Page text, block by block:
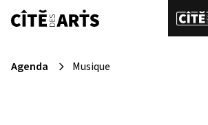
Agenda Musique